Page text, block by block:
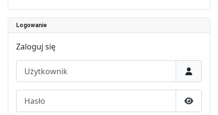
Logowanie
Zaloguj się
Hasło
Pokaż